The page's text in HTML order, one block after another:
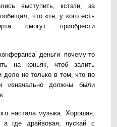
выступить, кстати, за
что «те, у кого есть
смогут приобрести
деньги почему-то
на коньяк, чтоб залить
дело не только в том, что по
изначально должны были
настала музыка. Хорошая,
а где драйвовая, пускай с